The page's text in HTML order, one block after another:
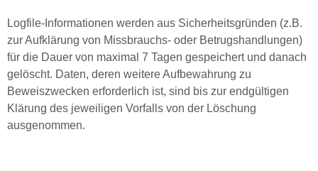
Logfile-Informationen werden aus Sicherheitsgründen (z.B.
zur Aufklärung von Missbrauchs- oder Betrugshandlungen)
für die Dauer von maximal 7 Tagen gespeichert und danach
gelöscht. Daten, deren weitere Aufbewahrung zu
Beweiszwecken erforderlich ist, sind bis zur endgültigen
Klärung des jeweiligen Vorfalls von der Löschung
ausgenommen.